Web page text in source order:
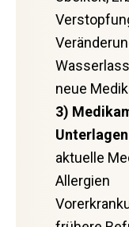
neue
3)
Unterlagen
aktuelle
Allergien